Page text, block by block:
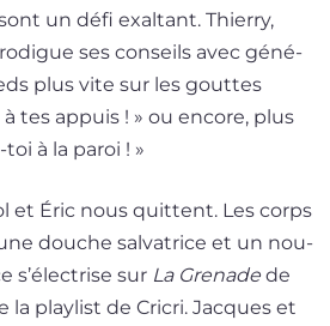
un défi exal­tant. Thierry,
ses conseils avec géné­
plus vite sur les gouttes
à tes appuis ! » ou encore, plus
à la paroi ! »
et Éric nous quittent. Les corps
douche sal­va­trice et un nou­
s’électrise sur La Grenade de
la play­list de Cricri. Jacques et